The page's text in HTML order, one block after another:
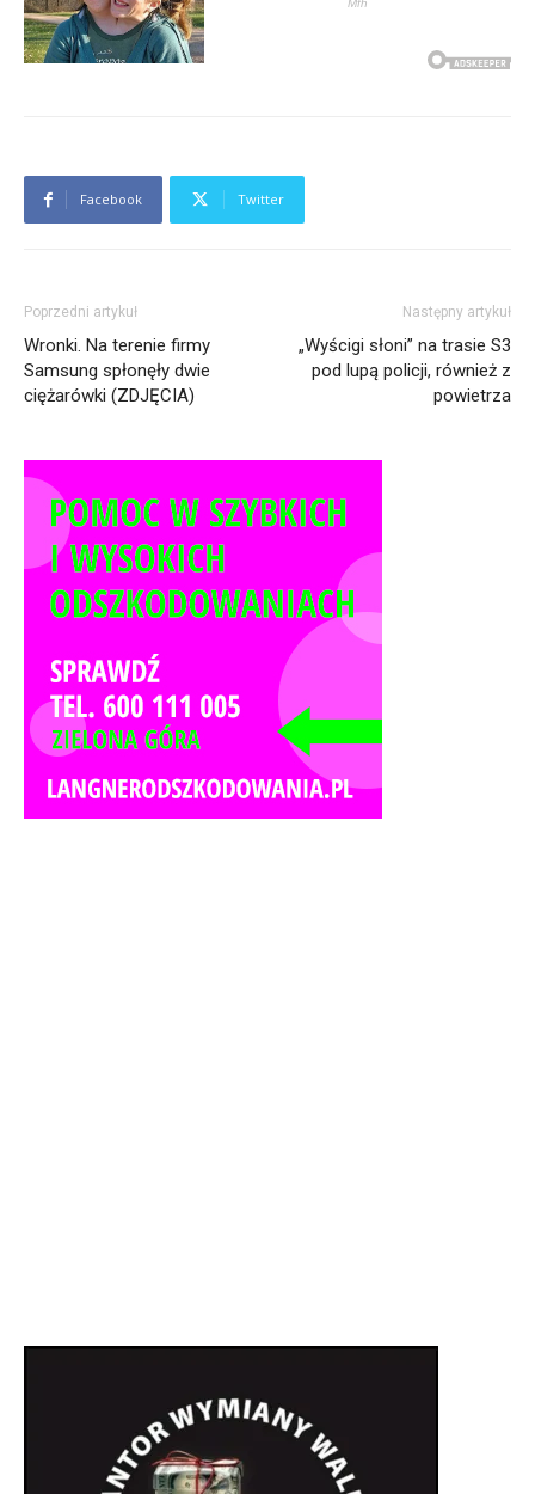
Facebook Twitter
Poprzedni artykuł
Wronki. Na terenie firmy
Samsung spłonęły dwie
ciężarówki (ZDJĘCIA)
Następny artykuł
„Wyścigi słoni” na trasie S3
pod lupą policji, również z
powietrza